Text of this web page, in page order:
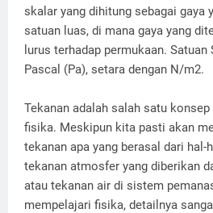
skalar yang dihitung sebagai gaya
satuan luas, di mana gaya yang
lurus terhadap permukaan. Satuan
Pascal (Pa), setara dengan N/m2.
Tekanan adalah salah satu
fisika. Meskipun kita pasti akan
tekanan apa yang berasal dari hal-
tekanan atmosfer yang diberikan
atau tekanan air di sistem
mempelajari fisika, detailnya